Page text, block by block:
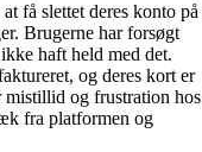
få slettet deres konto på
Brugerne har forsøgt
haft held med det.
og deres kort er
mistillid og frustration hos
fra platformen og